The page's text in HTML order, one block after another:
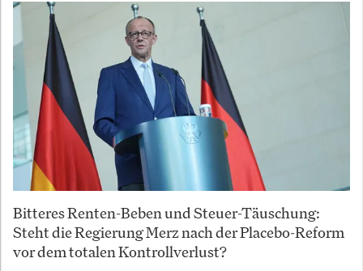
Bitteres Renten-Beben und Steuer-Täuschung:
Steht die Regierung Merz nach der Placebo-Reform
vor dem totalen Kontrollverlust?